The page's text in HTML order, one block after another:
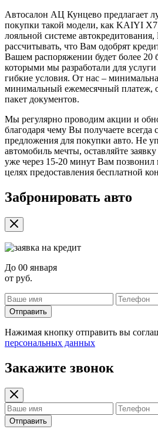
Автосалон АЦ Кунцево предлагает
покупки такой модели, как KAIYI
лояльной системе
рассчитывать, что Вам одобрят
Вашем распоряжении будет более 20
которыми мы разработали для
гибкие условия. От нас –
минимальный ежемесячный платеж,
пакет документов.
Мы регулярно проводим акции и
благодаря чему Вы получаете
предложения для покупки авто. Не
автомобиль мечты, оставляйте
уже через 15-20 минут Вам позвонил
целях предоставления бесплатной
Забронировать авто
До 00 января
от руб.
Отправить
Нажимая кнопку отправить вы
персональных данных
Закажите звонок
Отправить